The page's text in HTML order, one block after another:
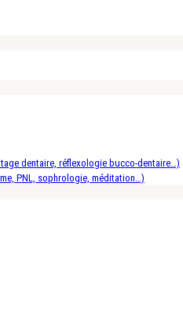
dentaire, réflexologie bucco-dentaire…)
PNL, sophrologie, méditation…)